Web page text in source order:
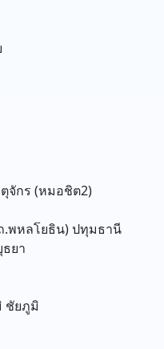
จักร (หมอชิต2)
.พหลโยธิน)ปทุมธานี
ยา
ชัยภูมิ